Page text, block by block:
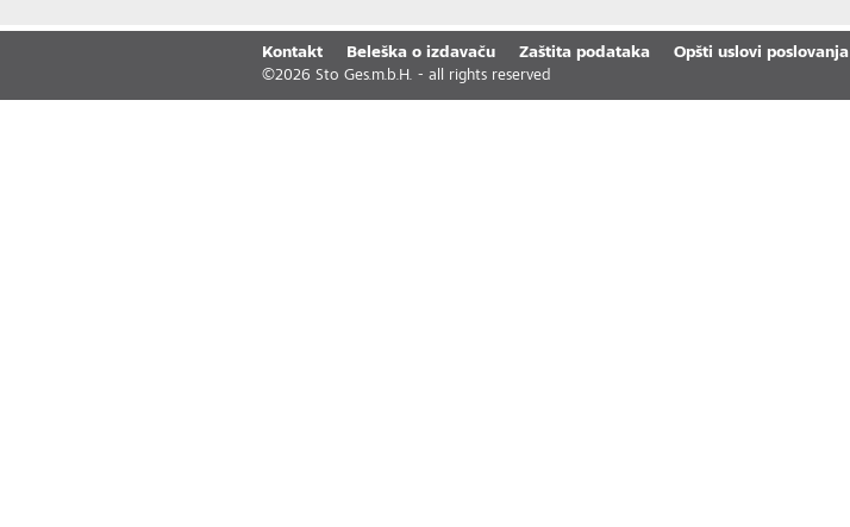
Kontakt Beleška o izdavaču Zaštita podataka Opšti uslovi poslovanja
©2026 Sto Ges.m.b.H. - all rights reserved